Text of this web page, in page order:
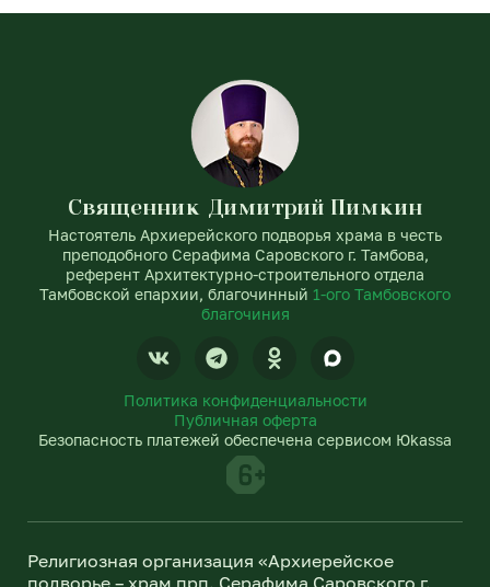
Священник Димитрий Пимкин
Настоятель Архиерейского подворья храма в честь
преподобного Серафима Саровского г. Тамбова,
референт Архитектурно-строительного отдела
Тамбовской епархии, благочинный 1-ого Тамбовского
благочиния
V
k
T
e
e
g
m
O
d
o
k
s
i
Политика конфиденциальности
Публичная оферта
Безопасность платежей обеспечена сервисом Юkassa
Религиозная организация «Архиерейское